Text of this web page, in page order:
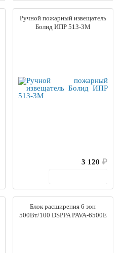
Ручной пожарный извещатель
Болид ИПР 513-3М
3 120 ₽
Блок расширения 6 зон
500Вт/100 DSPPA PAVA-6500E